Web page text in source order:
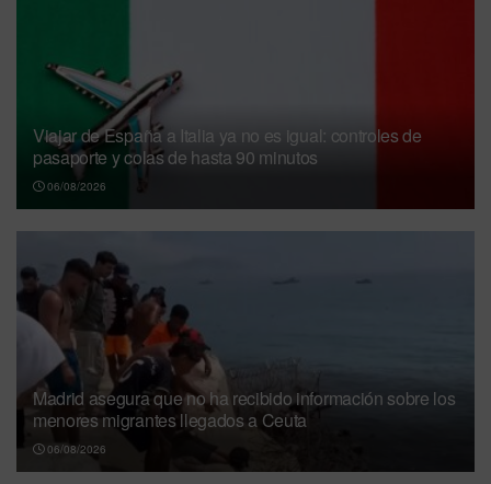
Viajar de España a Italia ya no es igual: controles de
pasaporte y colas de hasta 90 minutos
06/08/2026
Madrid asegura que no ha recibido información sobre los
menores migrantes llegados a Ceuta
06/08/2026